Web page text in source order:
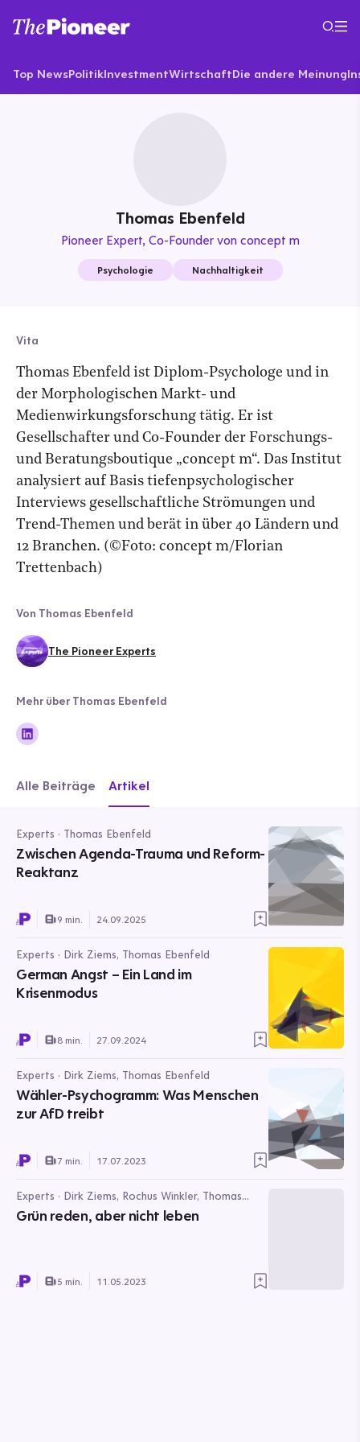
Top NewsPolitikInvestmentWirtschaftDie andere Meinung
Thomas Ebenfeld
Pioneer Expert Co-Founder von concept m
Psychologie Nachhaltigkeit
Vita
Thomas Ebenfeld ist Diplom-Psychologe und in
der Morphologischen Markt- und
Medienwirkungsforschung tätig. Er ist
Gesellschafter und Co-Founder der Forschungs-
und Beratungsboutique „concept m“. Das Institut
analysiert auf Basis tiefenpsychologischer
Interviews gesellschaftliche Strömungen und
Trend-Themen und berät in über 40 Ländern und
12 Branchen. (©Foto: concept m/Florian
Trettenbach)
Von Thomas Ebenfeld
The Pioneer Experts
Mehr über Thomas Ebenfeld
Alle Beiträge Artikel
Experts · Thomas Ebenfeld
Zwischen Agenda-Trauma und Reform-
Reaktanz
9 min. 24.09.2025
Experts · Dirk Ziems, Thomas Ebenfeld
German Angst – Ein Land im
Krisenmodus
8 min. 27.09.2024
Experts · Dirk Ziems, Thomas Ebenfeld
Wähler-Psychogramm: Was Menschen
zur AfD treibt
7 min. 17.07.2023
Experts · Dirk Ziems, Rochus Winkler, Thomas
Ebenfeld
Grün reden, aber nicht leben
5 min. 11.05.2023